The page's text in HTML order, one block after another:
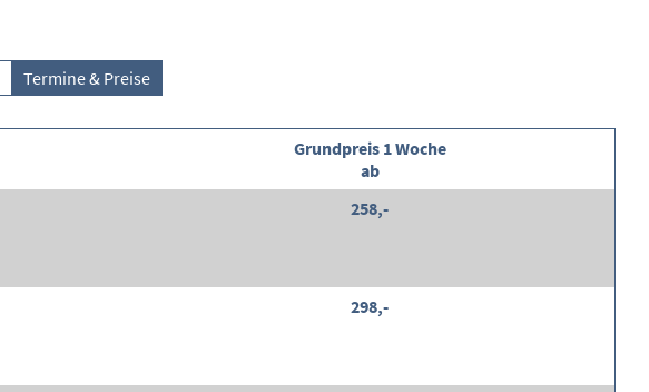
Termine & Preise
Grundpreis 1 Woche
ab
258,-
298,-